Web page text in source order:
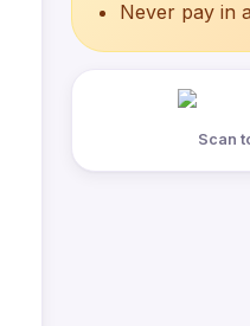
Never pay in
Scan